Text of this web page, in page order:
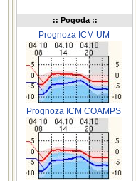
:: Pogoda ::
Prognoza ICM UM
Prognoza ICM COAMPS